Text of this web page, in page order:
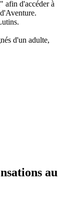
" afin d'accéder à
d'un adulte,
au